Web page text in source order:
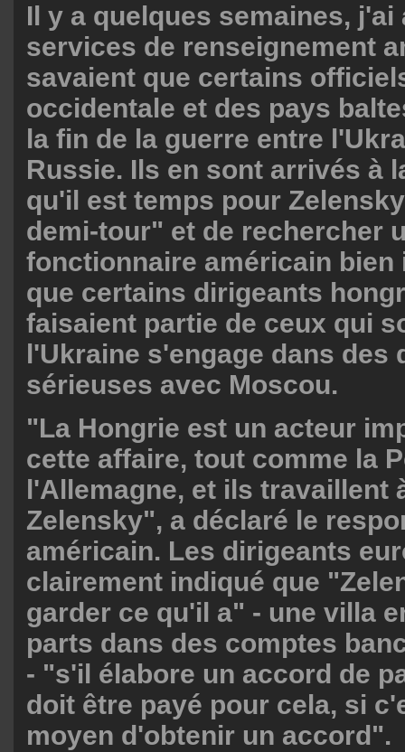
Il y a quelques semaines,
services de renseignement
savaient que certains
occidentale et des pays
la fin de la guerre entre
Russie. Ils en sont arrivés à
qu'il est temps pour
demi-tour" et de rechercher
fonctionnaire américain bien
que certains dirigeants
faisaient partie de ceux qui
l'Ukraine s'engage dans des
sérieuses avec Moscou.
"La Hongrie est un acteur
cette affaire, tout comme la
l'Allemagne, et ils travaillent
Zelensky", a déclaré le
américain. Les dirigeants
clairement indiqué que
garder ce qu'il a" - une villa
parts dans des comptes
- "s'il élabore un accord de
doit être payé pour cela, si
moyen d'obtenir un accord".